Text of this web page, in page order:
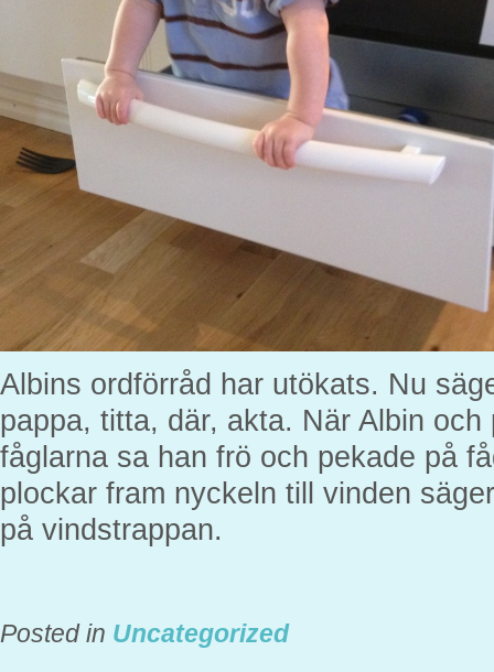
Albins ordförråd har utökats. Nu
pappa, titta, där, akta. När Albin
fåglarna sa han frö och pekade på
plockar fram nyckeln till vinden
på vindstrappan.
Posted in Uncategorized